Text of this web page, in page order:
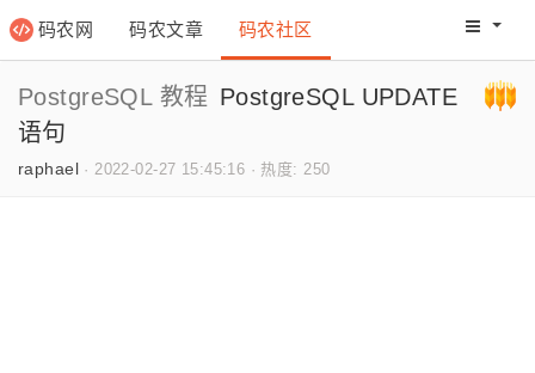
码农网 码农文章 码农社区 码农网
PostgreSQL 教程 PostgreSQL UPDATE
语句
raphael ·2022-02-27 15:45:16 · 热度: 250